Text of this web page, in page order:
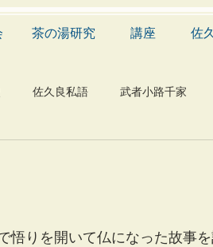
茶の湯研究 講座 佐
佐久良私語 武者小路千家
りを開いて仏になった故事